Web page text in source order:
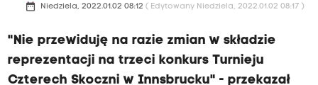
date_range Niedziela, 2022.01.02 08:12 ( Edytowany Niedziela, 2022.01.02 08:17 )
"Nie przewiduję na razie zmian w składzie
reprezentacji na trzeci konkurs Turnieju
Czterech Skoczni w Innsbrucku" - przekazał